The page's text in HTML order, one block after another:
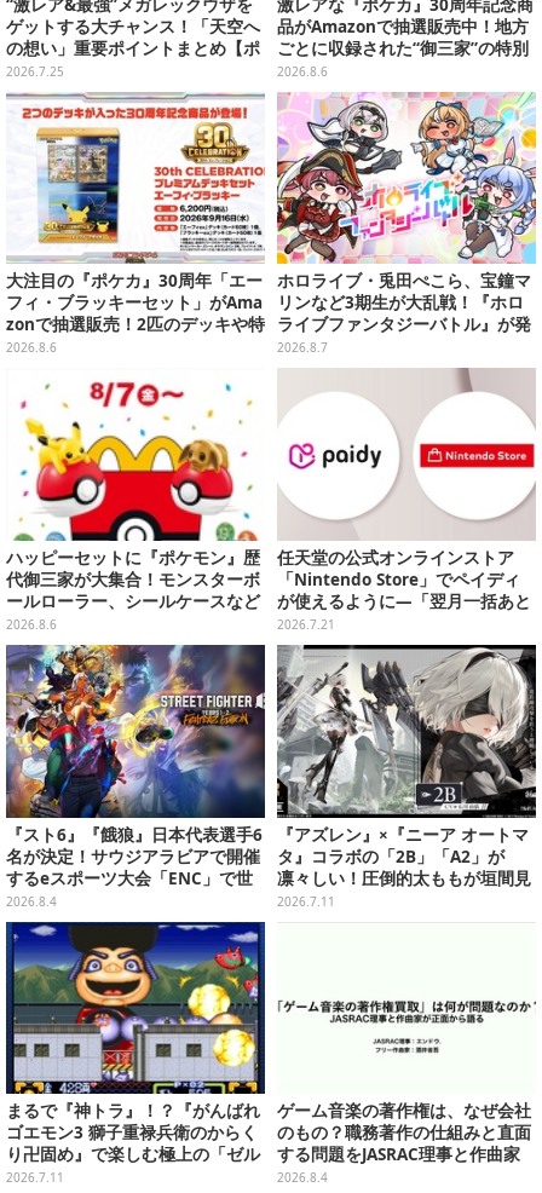
“激レア&最強”メガレックウザを
ゲットする大チャンス！「天空へ
の想い」重要ポイントまとめ【ポ
ケモンGO 秋田局】
2026.7.25
激レアな『ポケカ』30周年記念商
品がAmazonで抽選販売中！地方
ごとに収録された“御三家”の特別
カード
2026.8.6
大注目の『ポケカ』30周年「エー
フィ・ブラッキーセット」がAma
zonで抽選販売！2匹のデッキや特
別カードを収録
2026.8.6
ホロライブ・兎田ぺこら、宝鐘マ
リンなど3期生が大乱戦！『ホロ
ライブファンタジーバトル』が発
売ーお馴染みの語録が装備
に、“ニセ3期生”とのバトルもあ
2026.8.7
ハッピーセットに『ポケモン』歴
代御三家が大集合！モンスターボ
ールローラー、シールケースなど
全12種
2026.8.6
任天堂の公式オンラインストア
「Nintendo Store」でペイディ
が使えるように―「翌月一括あと
払い」「3・6回あと払い」が選択
可能
2026.7.21
『スト6』『餓狼』日本代表選手6
名が決定！サウジアラビアで開催
するeスポーツ大会「ENC」で世
界に挑む
2026.8.4
『アズレン』×『ニーア オートマ
タ』コラボの「2B」「A2」が
凛々しい！圧倒的太ももが垣間見
える“白ドレス着せ替え”も初公開
2026.7.11
まるで『神トラ』！？『がんばれ
ゴエモン3 獅子重禄兵衛のからく
り卍固め』で楽しむ極上の「ゼル
ダ要素」
2026.7.11
ゲーム音楽の著作権は、なぜ会社
のもの？職務著作の仕組みと直面
する問題をJASRAC理事と作曲家
が徹底解説【CEDEC 2026】
2026.8.4